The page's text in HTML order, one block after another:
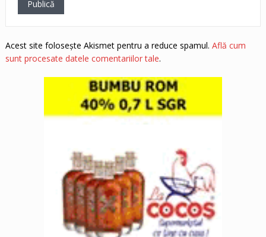
Acest site folosește Akismet pentru a reduce spamul. Află cum
sunt procesate datele comentariilor tale.